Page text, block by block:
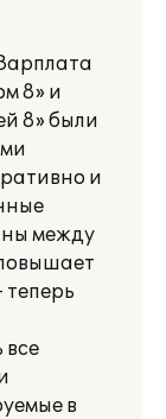
8» и
8» были
и
между
все
в